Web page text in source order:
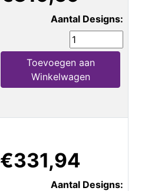
Aantal Designs:
Toevoegen aan
Winkelwagen
€331,94
Aantal Designs: